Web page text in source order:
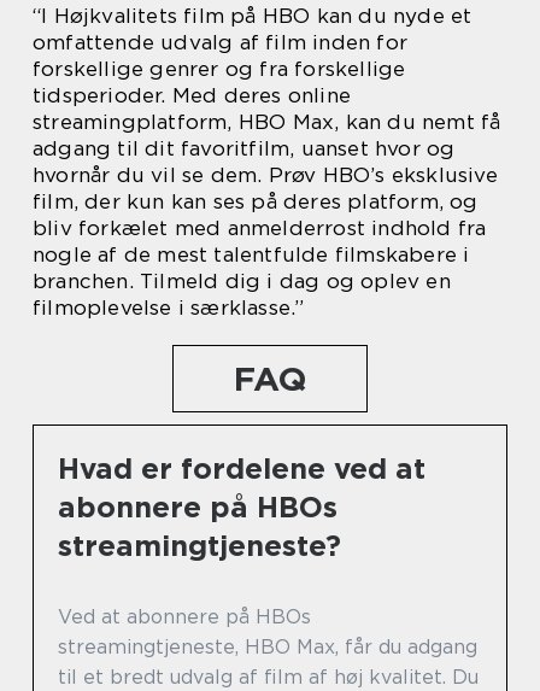
“I Højkvalitets film på HBO kan du nyde et
omfattende udvalg af film inden for
forskellige genrer og fra forskellige
tidsperioder. Med deres online
streamingplatform, HBO Max, kan du nemt få
adgang til dit favoritfilm, uanset hvor og
hvornår du vil se dem. Prøv HBO’s eksklusive
film, der kun kan ses på deres platform, og
bliv forkælet med anmelderrost indhold fra
nogle af de mest talentfulde filmskabere i
branchen. Tilmeld dig i dag og oplev en
filmoplevelse i særklasse.”
FAQ
Hvad er fordelene ved at
abonnere på HBOs
streamingtjeneste?
Ved at abonnere på HBOs
streamingtjeneste, HBO Max, får du adgang
til et bredt udvalg af film af høj kvalitet. Du